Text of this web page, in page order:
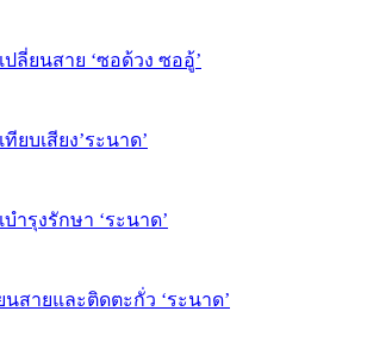
ลี่ยนสาย ‘ซอด้วง ซออู้’
ยบเสียง’ระนาด’
ำรุงรักษา ‘ระนาด’
สายและติดตะกั่ว ‘ระนาด’